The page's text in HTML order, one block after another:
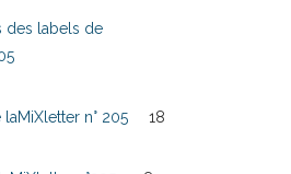
des labels de
laMiXletter n° 205
18